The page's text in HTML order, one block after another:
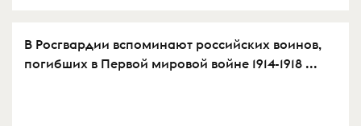
В Росгвардии вспоминают российских воинов,
погибших в Первой мировой войне 1914-1918 ...